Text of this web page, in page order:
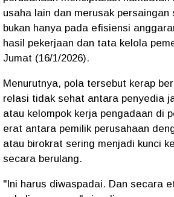
usaha lain dan merusak persaingan
bukan hanya pada efisiensi
hasil pekerjaan dan tata kelola
Jumat (16/1/2026).
Menurutnya, pola tersebut kerap
relasi tidak sehat antara penyedia
atau kelompok kerja pengadaan di
erat antara pemilik perusahaan
atau birokrat sering menjadi kunci
secara berulang.
"Ini harus diwaspadai. Dan secara